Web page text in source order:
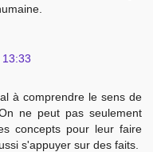
à comprendre le sens de
ne peut pas seulement
concepts pour leur faire
s'appuyer sur des faits.